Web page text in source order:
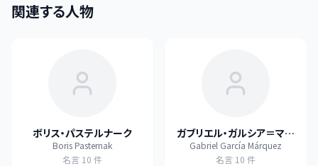
関連する人物
ボリス・パステルナーク
Boris Pasternak
名言 10 件
ガブリエル・ガルシア＝マル
ケス
Gabriel García Márquez
名言 10 件